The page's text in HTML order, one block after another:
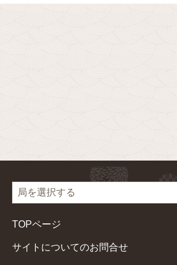
TOPページ
サイトについてのお問合せ